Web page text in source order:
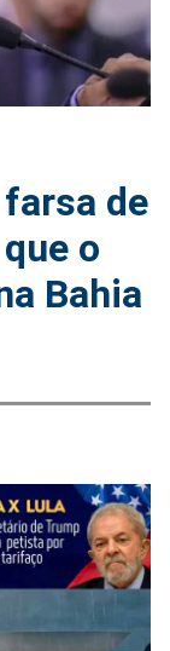
de
o
Bahia